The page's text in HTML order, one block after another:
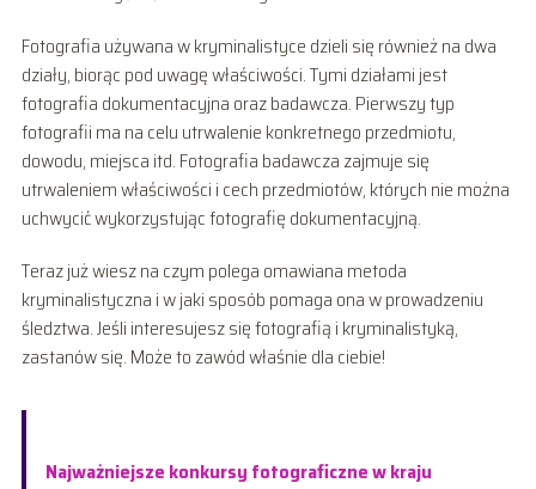
Fotografia używana w kryminalistyce dzieli się również na dwa
działy, biorąc pod uwagę właściwości. Tymi działami jest
fotografia dokumentacyjna oraz badawcza. Pierwszy typ
fotografii ma na celu utrwalenie konkretnego przedmiotu,
dowodu, miejsca itd. Fotografia badawcza zajmuje się
utrwaleniem właściwości i cech przedmiotów, których nie można
uchwycić wykorzystując fotografię dokumentacyjną.
Teraz już wiesz na czym polega omawiana metoda
kryminalistyczna i w jaki sposób pomaga ona w prowadzeniu
śledztwa. Jeśli interesujesz się fotografią i kryminalistyką,
zastanów się. Może to zawód właśnie dla ciebie!
Najważniejsze konkursy fotograficzne w kraju